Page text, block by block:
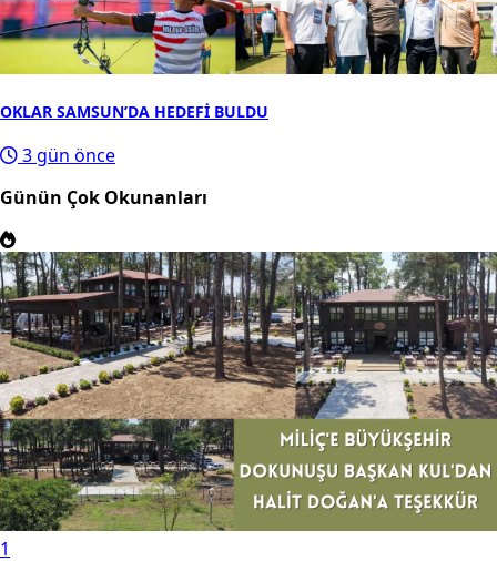
OKLAR SAMSUN’DA HEDEFİ BULDU
3 gün önce
Günün Çok Okunanları
1